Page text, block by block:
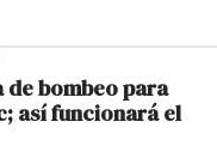
de bombeo para
así funcionará el